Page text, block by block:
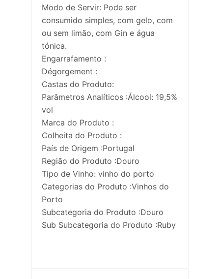
Modo de Servir: Pode ser
consumido simples, com gelo, com
ou sem limão, com Gin e água
tónica.
Engarrafamento :
Dégorgement :
Castas do Produto:
Parâmetros Analíticos :Álcool: 19,5%
vol
Marca do Produto :
Colheita do Produto :
País de Origem :Portugal
Região do Produto :Douro
Tipo de Vinho: vinho do porto
Categorias do Produto :Vinhos do
Porto
Subcategoria do Produto :Douro
Sub Subcategoria do Produto :Ruby